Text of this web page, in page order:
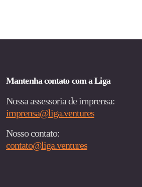
Mantenha contato com a Liga
Nossa assessoria de imprensa:
imprensa@liga.ventures
Nosso contato:
contato@liga.ventures